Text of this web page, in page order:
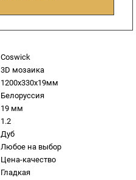
Coswick
3D мозаика
1200х330х19мм
Белоруссия
19 мм
1.2
Дуб
Любое на выбор
Цена-качество
Гладкая